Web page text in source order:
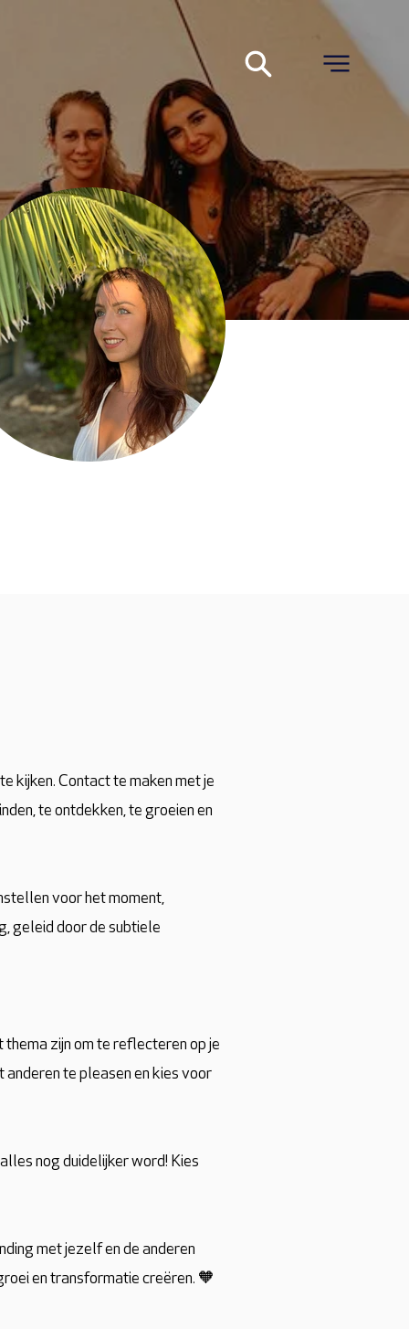
kijken. Contact te maken met je
te ontdekken, te groeien en
voor het moment,
geleid door de subtiele
zijn om te reflecteren op je
anderen te pleasen en kies voor
nog duidelijker word! Kies
met jezelf en de anderen
en transformatie creëren. 🧡